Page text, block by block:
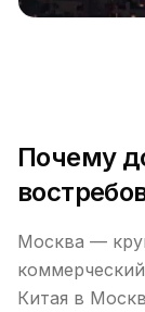
Почему
Москва —
Китая в